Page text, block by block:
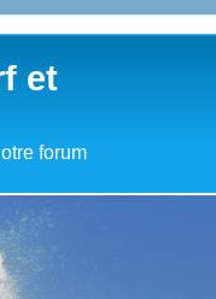
et
forum